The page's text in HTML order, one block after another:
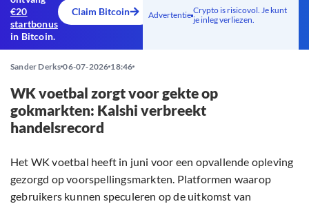
€20
startbonus
in Bitcoin.
Claim Bitcoin Advertentie Crypto is risicovol. Je kunt
je inleg verliezen.
Sander Derks 06-07-2026 18:46
​​WK voetbal zorgt voor gekte op
gokmarkten: Kalshi verbreekt
handelsrecord
Het WK voetbal heeft in juni voor een opvallende opleving
gezorgd op voorspellingsmarkten. Platformen waarop
gebruikers kunnen speculeren op de uitkomst van